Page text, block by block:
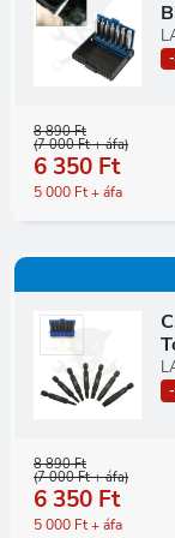
8 890 Ft
(7 000 Ft + áfa)
6 350 Ft
5 000 Ft + áfa
8 890 Ft
(7 000 Ft + áfa)
6 350 Ft
5 000 Ft + áfa